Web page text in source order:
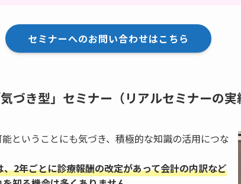
セミナーへのお問い合わせはこちら
づき型」セミナー（リアルセミナーの
ということにも気づき、積極的な知識の活用につな
2年ごとに診療報酬の改定があって会計の内訳など